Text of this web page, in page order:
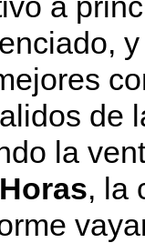
de
la
, la